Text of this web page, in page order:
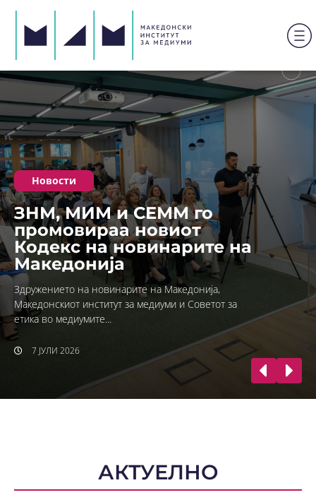
Новости
ЗНМ, МИМ и СЕММ го
промовираа новиот
Кодекс на новинарите на
Македонија
Здружението на новинарите на Македонија,
Македонскиот институт за медиуми и Советот за
етика во медиумите...
7 ЈУЛИ 2026
АКТУЕЛНО